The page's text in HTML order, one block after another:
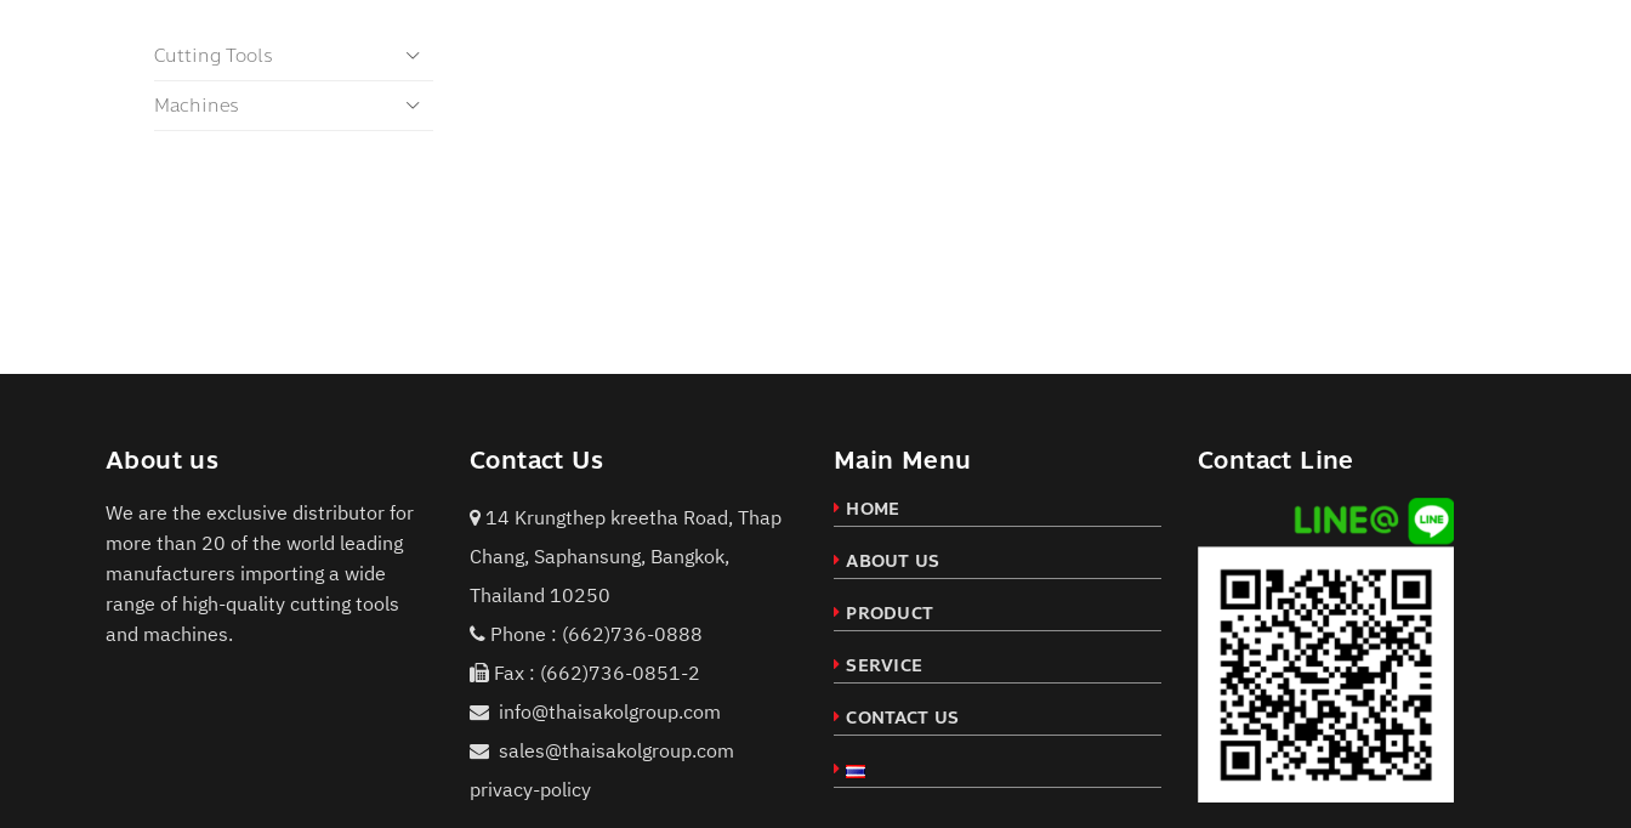
Cutting Tools
Machines
About us
We are the exclusive distributor for
more than 20 of the world leading
manufacturers importing a wide
range of high-quality cutting tools
and machines.
Contact Us
14 Krungthep kreetha Road, Thap
Chang, Saphansung, Bangkok,
Thailand 10250
Phone : (662)736-0888
Fax : (662)736-0851-2
info@thaisakolgroup.com
sales@thaisakolgroup.com
privacy-policy
Main Menu
HOME
ABOUT US
PRODUCT
SERVICE
CONTACT US
Contact Line